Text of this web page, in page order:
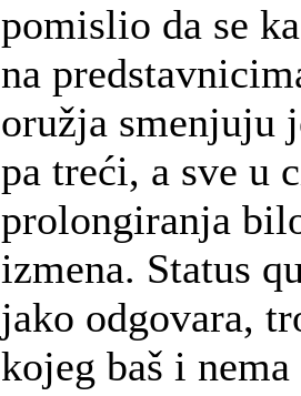
pomislio da se
na
oružja smenjuju
pa treći, a sve u
prolongiranja
izmena. Status
jako odgovara,
kojeg baš i